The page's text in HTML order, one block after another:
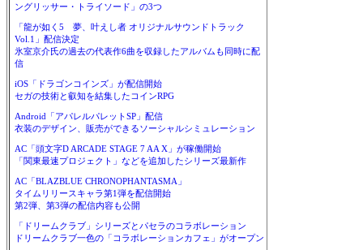
ングリッサー・トライソード」の3つ
「龍が如く5 夢、叶えし者 オリジナルサウンドトラック
Vol.1」配信決定
氷室京介氏の過去の代表作6曲を収録したアルバムも同時に配
信
iOS「ドラゴンコインズ」が配信開始
セガの技術と叡知を結集したコインRPG
Android「アパレルパレットSP」配信
衣装のデザイン、販売ができるソーシャルシミュレーション
AC「頭文字D ARCADE STAGE 7 AA X」が稼働開始
「関東最速プロジェクト」などを追加したシリーズ最新作
AC「BLAZBLUE CHRONOPHANTASMA」
タイムリリースキャラ第1弾を配信開始
第2弾、第3弾の配信内容も公開
「ドリームクラブ」シリーズとパセラのコラボレーション
ドリームクラブ一色の「コラボレーションカフェ」がオープン